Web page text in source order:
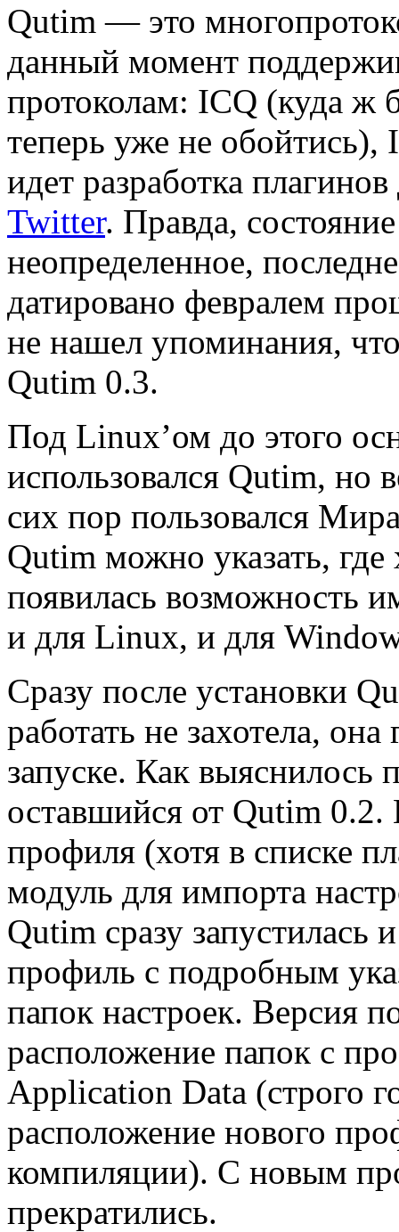
Qutim — это
данный момент
протоколам: ICQ (куда ж
теперь уже не
идет разработка
Twitter. Правда,
неопределенное,
датировано февралем
не нашел упоминания,
Qutim 0.3.
Под Linux’ом до этого
использовался Qutim, но
сих пор пользовался
Qutim можно указать,
появилась возможность
и для Linux, и для
Сразу после установки
работать не захотела,
запуске. Как выяснилось
оставшийся от Qutim 0.2.
профиля (хотя в списке
модуль для импорта
Qutim сразу запустилась
профиль с подробным
папок настроек. Версия
расположение папок с
Application Data (строго
расположение нового
компиляции). С новым
прекратились.